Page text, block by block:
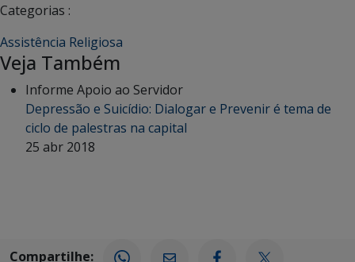
Categorias :
Assistência Religiosa
Veja Também
Informe Apoio ao Servidor
Depressão e Suicídio: Dialogar e Prevenir é tema de
ciclo de palestras na capital
25 abr 2018
Compartilhe: